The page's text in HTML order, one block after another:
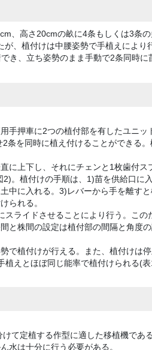
、高さ20cmの畝に4条もしくは3条
、植付けは中腰姿勢で手植えにより
き、立ち姿勢のまま手動で2条同時
手押車に2つの植付部を有したユニッ
条を同時に植え付けることができる
に上下し、それにチェンと1枚歯付ス
。植付けの手順は、1)苗を供給口に
中に入れる。3)レバーから手を離す
られる。
ライドさせることにより行う。この
と株間の設定は植付部の間隔と角度
で植付けが行える。また、植付けは
えとほぼ同じ能率で植付けられる(表
て定植する作型に適した移植機である
水は十分に行う必要がある。